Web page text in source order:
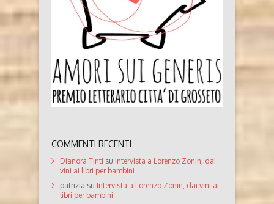
COMMENTI RECENTI
Dianora Tinti su Intervista a Lorenzo Zonin, dai
vini ai libri per bambini
patrizia su Intervista a Lorenzo Zonin, dai vini ai
libri per bambini